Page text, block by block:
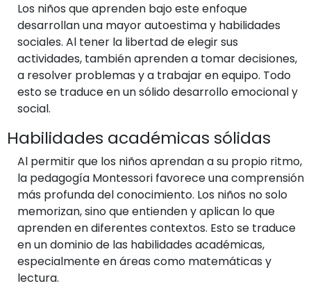
Los niños que aprenden bajo este enfoque
desarrollan una mayor autoestima y habilidades
sociales. Al tener la libertad de elegir sus
actividades, también aprenden a tomar decisiones,
a resolver problemas y a trabajar en equipo. Todo
esto se traduce en un sólido desarrollo emocional y
social.
Habilidades académicas sólidas
Al permitir que los niños aprendan a su propio ritmo,
la pedagogía Montessori favorece una comprensión
más profunda del conocimiento. Los niños no solo
memorizan, sino que entienden y aplican lo que
aprenden en diferentes contextos. Esto se traduce
en un dominio de las habilidades académicas,
especialmente en áreas como matemáticas y
lectura.